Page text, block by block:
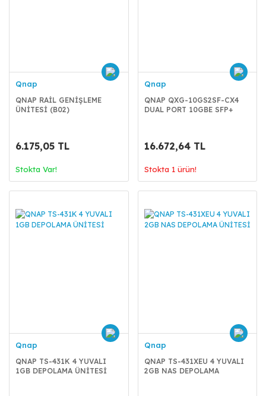
Qnap
QNAP RAİL GENİŞLEME
ÜNİTESİ (B02)
6.175,05 TL
Stokta Var!
Qnap
QNAP QXG-10GS2SF-CX4
DUAL PORT 10GBE SFP+
16.672,64 TL
Stokta 1 ürün!
Qnap
QNAP TS-431K 4 YUVALI
1GB DEPOLAMA ÜNİTESİ
Qnap
QNAP TS-431XEU 4 YUVALI
2GB NAS DEPOLAMA